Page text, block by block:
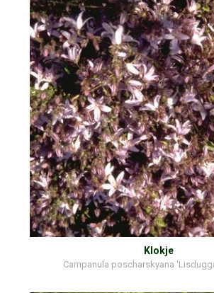
Klokje
Campanula poscharskyana